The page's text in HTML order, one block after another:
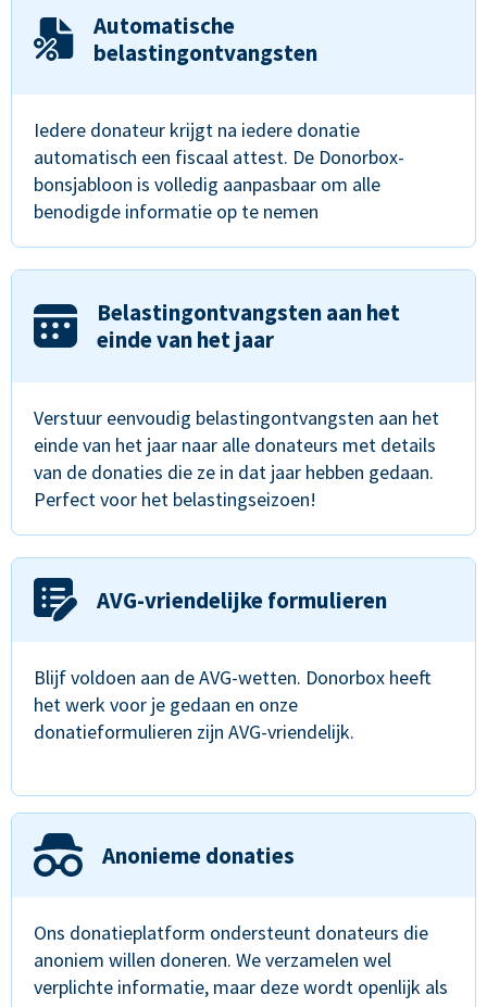
Automatische
belastingontvangsten
Iedere donateur krijgt na iedere donatie
automatisch een fiscaal attest. De Donorbox-
bonsjabloon is volledig aanpasbaar om alle
benodigde informatie op te nemen
Belastingontvangsten aan het
einde van het jaar
Verstuur eenvoudig belastingontvangsten aan het
einde van het jaar naar alle donateurs met details
van de donaties die ze in dat jaar hebben gedaan.
Perfect voor het belastingseizoen!
AVG-vriendelijke formulieren
Blijf voldoen aan de AVG-wetten. Donorbox heeft
het werk voor je gedaan en onze
donatieformulieren zijn AVG-vriendelijk.
Anonieme donaties
Ons donatieplatform ondersteunt donateurs die
anoniem willen doneren. We verzamelen wel
verplichte informatie, maar deze wordt openlijk als